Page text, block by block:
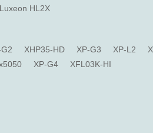
Luxeon HL2X
XHP35-HD XP-G3 XP-L2
XP-G4 XFL03K-HI